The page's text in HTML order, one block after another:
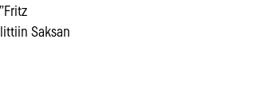
Saksan